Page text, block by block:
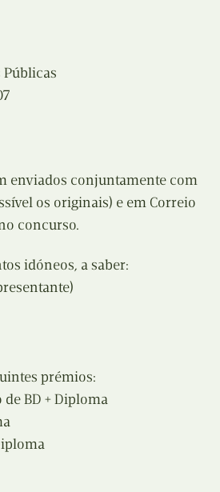
Públicas
enviados conjuntamente com
os originais) e em Correio
concurso.
idóneos, a saber:
prémios:
de BD + Diploma